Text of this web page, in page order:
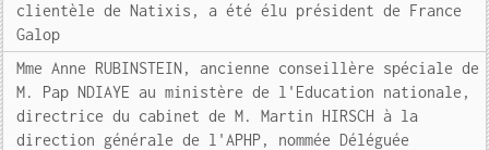
clientèle de Natixis, a été élu président de France
Galop
Mme Anne RUBINSTEIN, ancienne conseillère spéciale de
M. Pap NDIAYE au ministère de l'Education nationale,
directrice du cabinet de M. Martin HIRSCH à la
direction générale de l'APHP, nommée Déléguée